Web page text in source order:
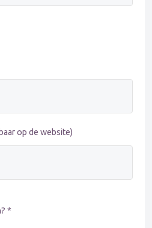
op de website)
*